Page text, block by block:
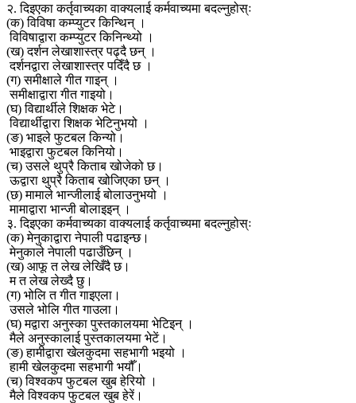
२. दिइएका कर्तृवाच्यका वाक्यलाई कर्मवाच्यमा बदल्नुहोस्ः
(क) विविषा कम्प्युटर किन्थिन् ।
विविषाद्वारा कम्प्युटर किनिन्थ्यो ।
(ख) दर्शन लेखाशास्त्र पढ्दै छन् ।
दर्शनद्वारा लेखाशास्त्र पदिँदै छ ।
(ग) समीक्षाले गीत गाइन् ।
समीक्षाद्वारा गीत गाइयो।
(घ) विद्यार्थीले शिक्षक भेटे।
विद्यार्थीद्वारा शिक्षक भेटिनुभयो ।
(ङ) भाइले फुटबल किन्यो।
भाइद्वारा फुटबल किनियो।
(च) उसले थुप्रै किताब खोजेको छ।
ऊद्वारा थुप्रै किताब खोजिएका छन् ।
(छ) मामाले भान्जीलाई बोलाउनुभयो ।
मामाद्वारा भान्जी बोलाइइन् ।
३. दिइएका कर्मवाच्यका वाक्यलाई कर्तृवाच्यमा बदल्नुहोस्ः
(क) मेनुकाद्वारा नेपाली पढाइन्छ।
मेनुकाले नेपाली पढाउँछिन् ।
(ख) आफू त लेख लेखिँदै छ।
म त लेख लेख्दै छु।
(ग) भोलि त गीत गाइएला।
उसले भोलि गीत गाउला।
(घ) मद्वारा अनुस्का पुस्तकालयमा भेटिइन् ।
मैले अनुस्कालाई पुस्तकालयमा भेटें।
(ङ) हामीद्वारा खेलकुदमा सहभागी भइयो ।
हामी खेलकुदमा सहभागी भयौँ।
(च) विश्वकप फुटबल खुब हेरियो ।
मैले विश्वकप फुटबल खुब हेरें।